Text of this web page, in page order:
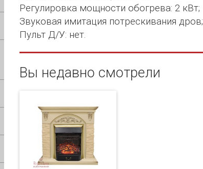
Регулировка мощности обогрева: 2 кВт;
Звуковая имитация потрескивания дров;
Пульт Д/У: нет.
Вы недавно смотрели